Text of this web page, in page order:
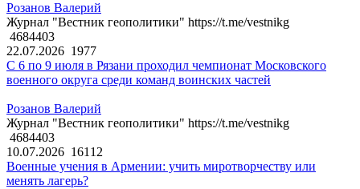
Розанов Валерий
Журнал "Вестник геополитики" https://t.me/vestnikg
4684403
22.07.2026 1977
С 6 по 9 июля в Рязани проходил чемпионат Московского
военного округа среди команд воинских частей
Розанов Валерий
Журнал "Вестник геополитики" https://t.me/vestnikg
4684403
10.07.2026 16112
Военные учения в Армении: учить миротворчеству или
менять лагерь?